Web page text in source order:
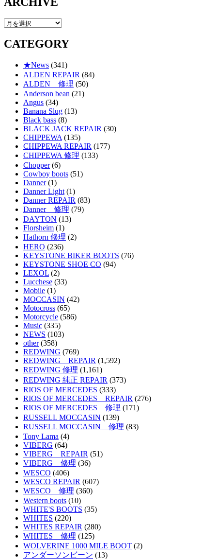
ARCHIVE
CATEGORY
★News (341)
ALDEN REPAIR (84)
ALDEN 修理 (50)
Anderson bean (21)
Angus (34)
Banana Slug (13)
Black bass (8)
BLACK JACK REPAIR (30)
CHIPPEWA (135)
CHIPPEWA REPAIR (177)
CHIPPEWA 修理 (133)
Chopper(6)
Cowboy boots (51)
Danner(1)
Danner Light (1)
Danner REPAIR (83)
Danner 修理 (79)
DAYTON (13)
Florsheim (1)
Hathorn 修理 (2)
HERO (236)
KEYSTONE BIKER BOOTS (76)
KEYSTONE SHOE CO (94)
LEXOL (2)
Lucchese (33)
Mobile (1)
MOCCASIN (42)
Motocross (65)
Motorcycle (586)
Music (335)
NEWS (103)
other(358)
REDWING (769)
REDWING REPAIR (1,592)
REDWING 修理 (1,161)
REDWING 純正 REPAIR (373)
RIOS OF MERCEDES (333)
RIOS OF MERCEDES REPAIR (276)
RIOS OF MERCEDES 修理 (171)
RUSSELL MOCCASIN (139)
RUSSELL MOCCASIN 修理 (83)
Tony Lama (4)
VIBERG (64)
VIBERG REPAIR (51)
VIBERG 修理 (36)
WESCO (406)
WESCO REPAIR (607)
WESCO 修理 (360)
Western boots (10)
WHITE'S BOOTS (35)
WHITES (220)
WHITES REPAIR (280)
WHITES 修理 (125)
WOLVERINE 1000 MILE BOOT (2)
アンダーソンビーン (13)